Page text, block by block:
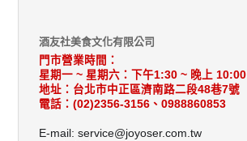
酒友社美食文化有限公司
門市營業時間：
星期一 ~ 星期六：下午1:30 ~ 晚上 10:00
地址：台北市中正區濟南路二段48巷7號
電話：(02)2356-3156、0988860853
E-mail: service@joyoser.com.tw